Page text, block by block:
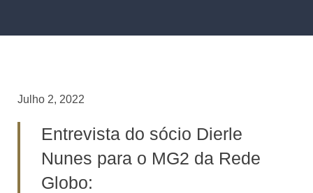
Julho 2, 2022
Entrevista do sócio Dierle
Nunes para o MG2 da Rede
Globo: